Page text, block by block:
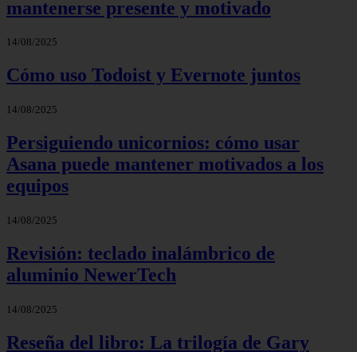
mantenerse presente y motivado
14/08/2025
Cómo uso Todoist y Evernote juntos
14/08/2025
Persiguiendo unicornios: cómo usar
Asana puede mantener motivados a los
equipos
14/08/2025
Revisión: teclado inalámbrico de
aluminio NewerTech
14/08/2025
Reseña del libro: La trilogía de Gary